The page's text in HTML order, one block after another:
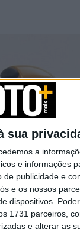
sua
a
e informações
publicidade e
e os nossos
dispositivos.
1731 parceiros,
e alterar as